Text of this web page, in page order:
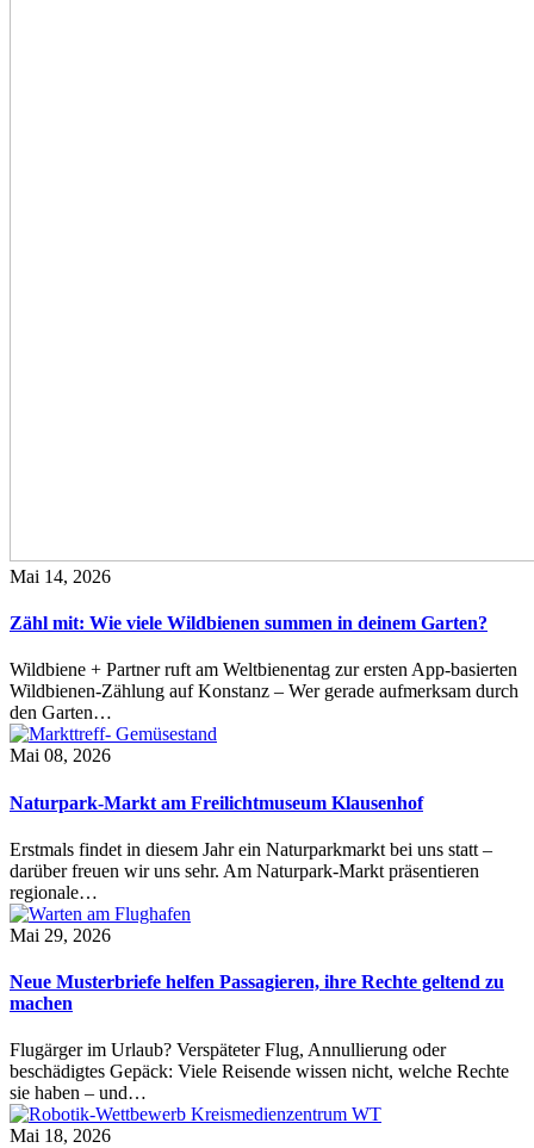
Mai 14, 2026
Zähl mit: Wie viele Wildbienen summen in deinem Garten?
Wildbiene + Partner ruft am Weltbienentag zur ersten App-basierten
Wildbienen-Zählung auf Konstanz – Wer gerade aufmerksam durch
den Garten…
Mai 08, 2026
Naturpark-Markt am Freilichtmuseum Klausenhof
Erstmals findet in diesem Jahr ein Naturparkmarkt bei uns statt –
darüber freuen wir uns sehr. Am Naturpark-Markt präsentieren
regionale…
Mai 29, 2026
Neue Musterbriefe helfen Passagieren, ihre Rechte geltend zu
machen
Flugärger im Urlaub? Verspäteter Flug, Annullierung oder
beschädigtes Gepäck: Viele Reisende wissen nicht, welche Rechte
sie haben – und…
Mai 18, 2026